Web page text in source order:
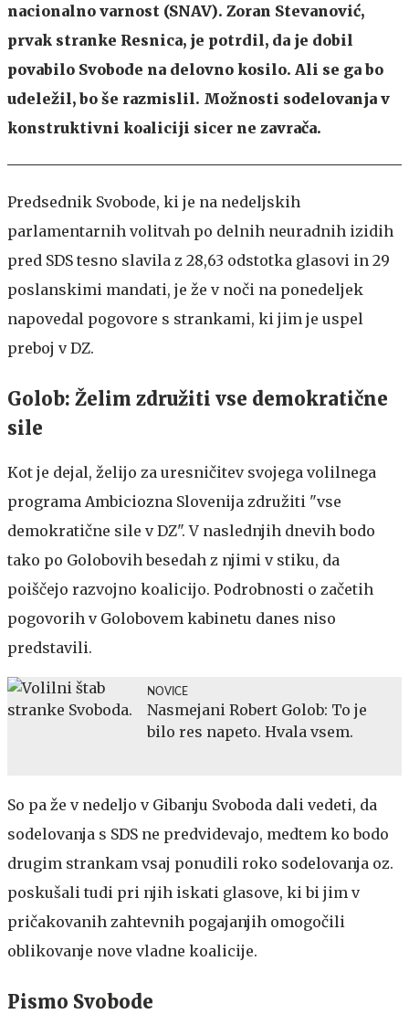
nacionalno varnost (SNAV). Zoran Stevanović,
prvak stranke Resnica, je potrdil, da je dobil
povabilo Svobode na delovno kosilo. Ali se ga bo
udeležil, bo še razmislil. Možnosti sodelovanja v
konstruktivni koaliciji sicer ne zavrača.
Predsednik Svobode, ki je na nedeljskih
parlamentarnih volitvah po delnih neuradnih izidih
pred SDS tesno slavila z 28,63 odstotka glasovi in 29
poslanskimi mandati, je že v noči na ponedeljek
napovedal pogovore s strankami, ki jim je uspel
preboj v DZ.
Golob: Želim združiti vse demokratične
sile
Kot je dejal, želijo za uresničitev svojega volilnega
programa Ambiciozna Slovenija združiti "vse
demokratične sile v DZ". V naslednjih dnevih bodo
tako po Golobovih besedah z njimi v stiku, da
poiščejo razvojno koalicijo. Podrobnosti o začetih
pogovorih v Golobovem kabinetu danes niso
predstavili.
NOVICE
Nasmejani Robert Golob: To je
bilo res napeto. Hvala vsem.
So pa že v nedeljo v Gibanju Svoboda dali vedeti, da
sodelovanja s SDS ne predvidevajo, medtem ko bodo
drugim strankam vsaj ponudili roko sodelovanja oz.
poskušali tudi pri njih iskati glasove, ki bi jim v
pričakovanih zahtevnih pogajanjih omogočili
oblikovanje nove vladne koalicije.
Pismo Svobode